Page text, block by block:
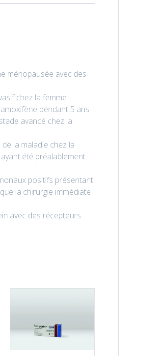
ménopausée avec des
chez la femme
pendant 5 ans.
avancé chez la
la maladie chez la
été préalablement
positifs présentant
la chirurgie immédiate
avec des récepteurs